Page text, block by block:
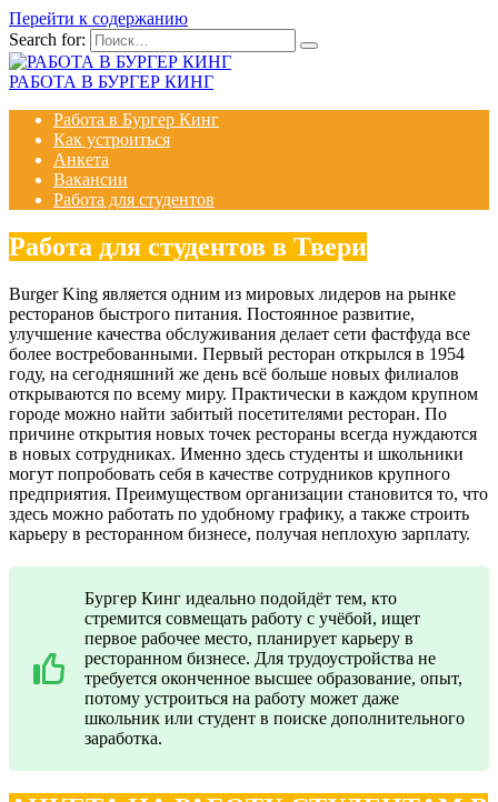
Перейти к содержанию
Search for:
РАБОТА В БУРГЕР КИНГ
Работа в Бургер Кинг
Как устроиться
Анкета
Вакансии
Работа для студентов
Работа для студентов в Твери
Burger King является одним из мировых лидеров на рынке
ресторанов быстрого питания. Постоянное развитие,
улучшение качества обслуживания делает сети фастфуда все
более востребованными. Первый ресторан открылся в 1954
году, на сегодняшний же день всё больше новых филиалов
открываются по всему миру. Практически в каждом крупном
городе можно найти забитый посетителями ресторан. По
причине открытия новых точек рестораны всегда нуждаются
в новых сотрудниках. Именно здесь студенты и школьники
могут попробовать себя в качестве сотрудников крупного
предприятия. Преимуществом организации становится то, что
здесь можно работать по удобному графику, а также строить
карьеру в ресторанном бизнесе, получая неплохую зарплату.
Бургер Кинг идеально подойдёт тем, кто
стремится совмещать работу с учёбой, ищет
первое рабочее место, планирует карьеру в
ресторанном бизнесе. Для трудоустройства не
требуется оконченное высшее образование, опыт,
потому устроиться на работу может даже
школьник или студент в поиске дополнительного
заработка.